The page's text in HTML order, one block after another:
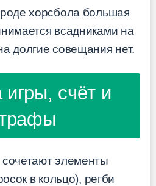
хорсбола большая
всадниками на
долгие совещания нет.
счёт и
элементы
в кольцо), регби